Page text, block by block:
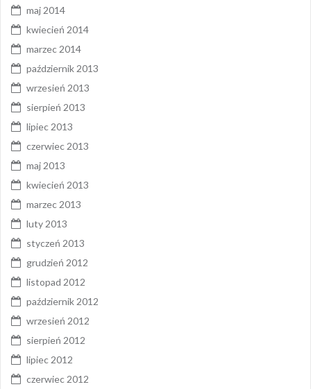
maj 2014
kwiecień 2014
marzec 2014
październik 2013
wrzesień 2013
sierpień 2013
lipiec 2013
czerwiec 2013
maj 2013
kwiecień 2013
marzec 2013
luty 2013
styczeń 2013
grudzień 2012
listopad 2012
październik 2012
wrzesień 2012
sierpień 2012
lipiec 2012
czerwiec 2012